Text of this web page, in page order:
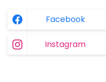
Facebook
Instagram